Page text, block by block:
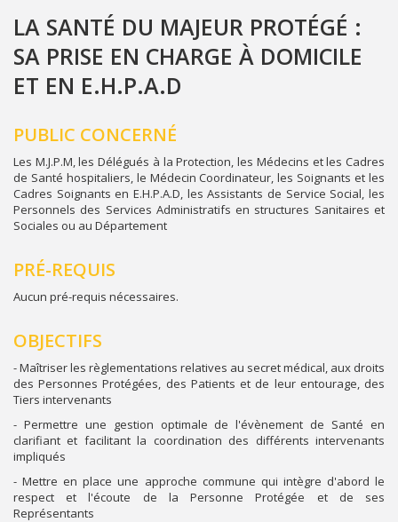
LA SANTÉ DU MAJEUR PROTÉGÉ :
SA PRISE EN CHARGE À DOMICILE
ET EN E.H.P.A.D
PUBLIC CONCERNÉ
Les M.J.P.M, les Délégués à la Protection, les Médecins et les Cadres
de Santé hospitaliers, le Médecin Coordinateur, les Soignants et les
Cadres Soignants en E.H.P.A.D, les Assistants de Service Social, les
Personnels des Services Administratifs en structures Sanitaires et
Sociales ou au Département
PRÉ-REQUIS
Aucun pré-requis nécessaires.
OBJECTIFS
- Maîtriser les règlementations relatives au secret médical, aux droits
des Personnes Protégées, des Patients et de leur entourage, des
Tiers intervenants
- Permettre une gestion optimale de l'évènement de Santé en
clarifiant et facilitant la coordination des différents intervenants
impliqués
- Mettre en place une approche commune qui intègre d'abord le
respect et l'écoute de la Personne Protégée et de ses
Représentants